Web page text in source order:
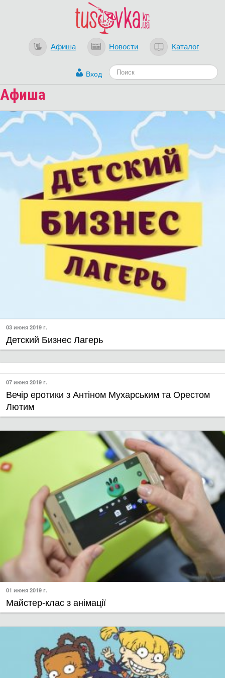
Афиша Новости Каталог
Вход
Афиша
03 июня 2019 г.
Детский Бизнес Лагерь
07 июня 2019 г.
Вечір еротики з Антіном Мухарським та Орестом
Лютим
01 июня 2019 г.
Майстер-клас з анімації